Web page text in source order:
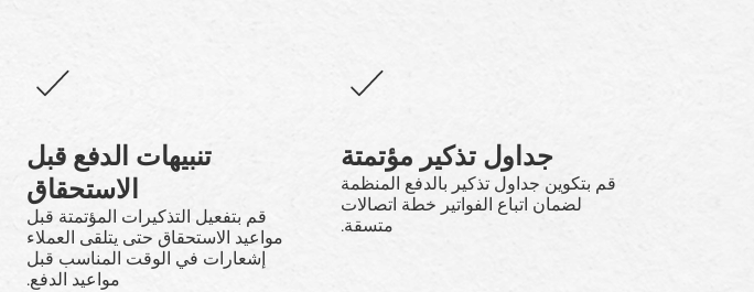
جداول تذكير مؤتمتة
قم بتكوين جداول تذكير بالدفع المنظمة
لضمان اتباع الفواتير خطة اتصالات
متسقة.
تنبيهات الدفع قبل
الاستحقاق
قم بتفعيل التذكيرات المؤتمتة قبل
مواعيد الاستحقاق حتى يتلقى العملاء
إشعارات في الوقت المناسب قبل
مواعيد الدفع.